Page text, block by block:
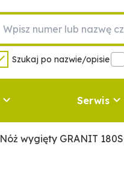
Szukaj po nazwie/opisie
Serwis
Nóż wygięty GRANIT